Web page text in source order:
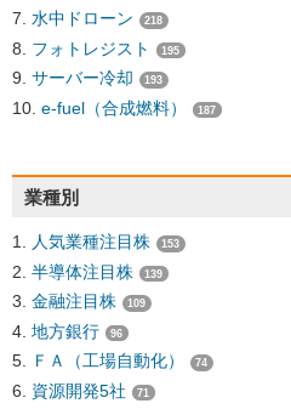
水中ドローン 218
フォトレジスト 195
サーバー冷却 193
e-fuel（合成燃料） 187
業種別
人気業種注目株 153
半導体注目株 139
金融注目株 109
地方銀行 96
ＦＡ（工場自動化） 74
資源開発5社 71